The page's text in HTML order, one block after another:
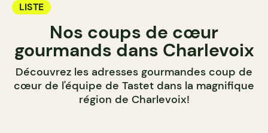
LISTE
Nos coups de cœur
gourmands dans Charlevoix
Découvrez les adresses gourmandes coup de
cœur de l'équipe de Tastet dans la magnifique
région de Charlevoix!